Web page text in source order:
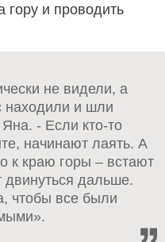
гору и проводить
не видели, а
находили и шли
- Если кто-то
начинают лаять. А
к краю горы – встают
дальше.
чтобы все были